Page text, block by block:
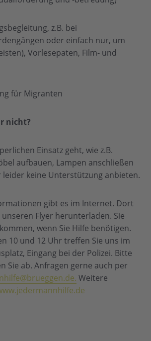
z.B. bei
oder einfach nur, um
Vorlesepaten, Film- und
für Migranten
nicht?
Einsatz geht, wie z.B.
aufbauen, Lampen anschließen
leider keine Unterstützung anbieten.
gibt es im Internet. Dort
Flyer herunterladen. Sie
wenn Sie Hilfe benötigen.
10 und 12 Uhr treffen Sie uns im
Eingang bei der Polizei. Bitte
Sie ab. Anfragen gerne auch per
Weitere